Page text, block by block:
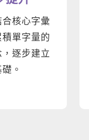
核心字彙
單字量的
逐步建立
。